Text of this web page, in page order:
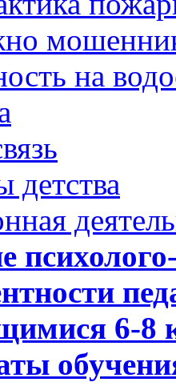
на
детства
6-8